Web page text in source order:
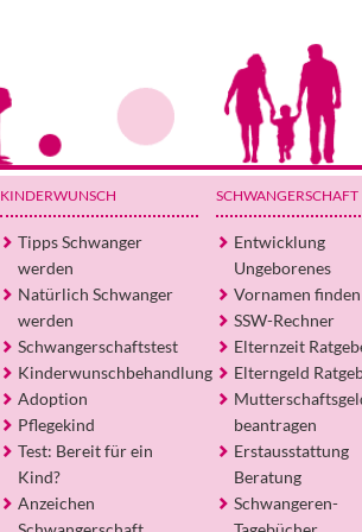
KINDERWUNSCH
Tipps Schwanger
werden
Natürlich Schwanger
werden
Schwangerschaftstest
Kinderwunschbehandlung
Adoption
Pflegekind
Test: Bereit für ein
Kind?
Anzeichen
SCHWANGERSCHAFT
Entwicklung
Ungeborenes
Vornamen finden
SSW-Rechner
Elternzeit
Elterngeld
beantragen
Erstausstattung
Beratung
Schwangeren-